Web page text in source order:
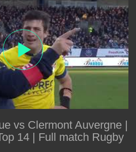
vs Clermont Auvergne |
14 | Full match Rugby